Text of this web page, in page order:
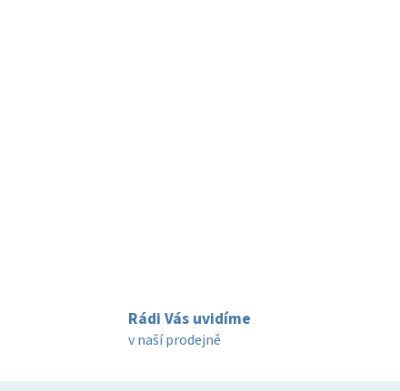
Rádi Vás uvidíme
v naší prodejně